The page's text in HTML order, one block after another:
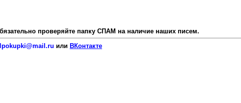
проверяйте папку СПАМ на наличие наших писем.
или ВКонтакте